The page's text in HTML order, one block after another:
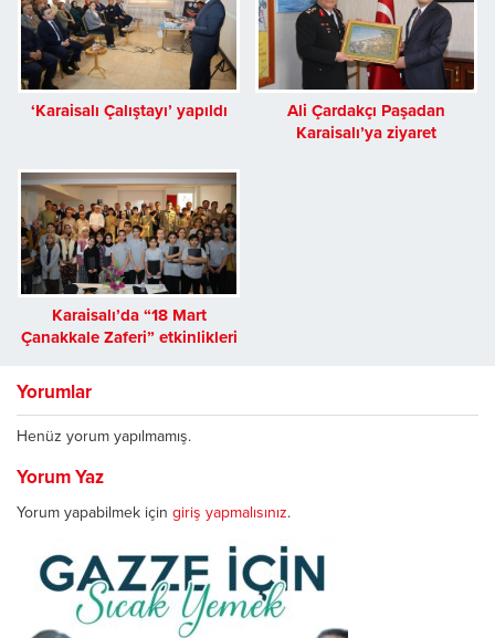
‘Karaisalı Çalıştayı’ yapıldı
Ali Çardakçı Paşadan
Karaisalı’ya ziyaret
Karaisalı’da “18 Mart
Çanakkale Zaferi” etkinlikleri
Yorumlar
Henüz yorum yapılmamış.
Yorum Yaz
Yorum yapabilmek için giriş yapmalısınız.